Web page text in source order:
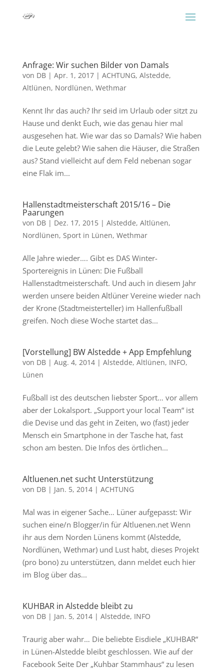
Anfrage: Wir suchen Bilder von Damals
von DB| Apr. 1, 2017| ACHTUNG, Alstedde,
Altlünen, Nordlünen, Wethmar
Kennt Ihr das auch? Ihr seid im Urlaub oder sitzt zu
Hause und denkt Euch, wie das genau hier mal
ausgesehen hat. Wie war das so Damals? Wie haben
die Leute gelebt? Wie sahen die Häuser, die Straßen
aus? Stand vielleicht auf dem Feld nebenan sogar
eine Flak im...
Hallenstadtmeisterschaft 2015/16 – Die
Paarungen
von DB| Dez. 17, 2015| Alstedde, Altlünen,
Nordlünen, Sport in Lünen, Wethmar
Alle Jahre wieder…. Gibt es DAS Winter-
Sportereignis in Lünen: Die Fußball
Hallenstadtmeisterschaft. Und auch in diesem Jahr
werden unsere beiden Altlüner Vereine wieder nach
der Krone (Stadtmeisterteller) im Hallenfußball
greifen. Noch diese Woche startet das...
[Vorstellung] BW Alstedde + App Empfehlung
von DB| Aug. 4, 2014| Alstedde, Altlünen, INFO,
Lünen
Fußball ist des deutschen liebster Sport… vor allem
aber der Lokalsport. „Support your local Team“ ist
die Devise und das geht in Zeiten, wo (fast) jeder
Mensch ein Smartphone in der Tasche hat, fast
schon am besten. Die Infos des örtlichen...
Altluenen.net sucht Unterstützung
von DB| Jan. 5, 2014| ACHTUNG
Mal was in eigener Sache… Lüner aufgepasst: Wir
suchen eine/n Blogger/in für Altluenen.net Wenn
ihr aus dem Norden Lünens kommt (Alstedde,
Nordlünen, Wethmar) und Lust habt, dieses Projekt
(pro bono) zu unterstützen, dann meldet euch hier
im Blog über das...
KUHBAR in Alstedde bleibt zu
von DB| Jan. 5, 2014| Alstedde, INFO
Traurig aber wahr… Die beliebte Eisdiele „KUHBAR“
in Lünen-Alstedde bleibt geschlossen. Wie auf der
Facebook Seite Der „Kuhbar Stammhaus“ zu lesen